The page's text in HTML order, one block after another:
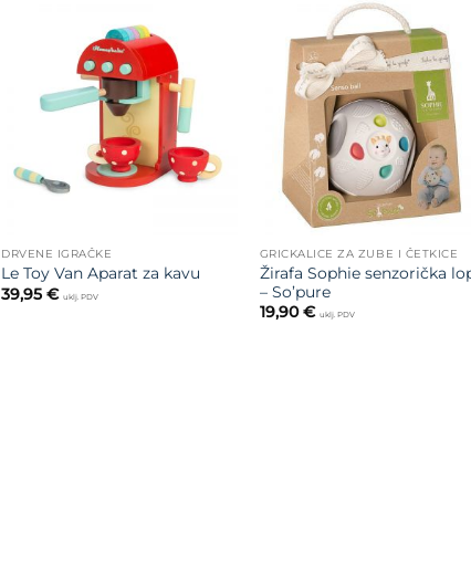
Dodajte
na listu
želja
DRVENE IGRAČKE
Le Toy Van Aparat za kavu
39,95€ uklj. PDV
Dodajte
na listu
želja
GRICKALICE ZA ZUBE I ČETKICE
Žirafa Sophie senzorička
– So’pure
19,90€ uklj. PDV